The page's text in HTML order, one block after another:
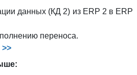
данных (КД 2) из ERP 2 в ERP
переноса.